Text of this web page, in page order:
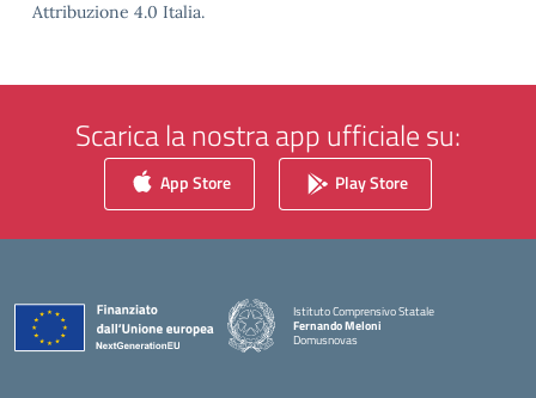
Attribuzione 4.0 Italia.
Scarica la nostra app ufficiale su:
App Store Play Store
Istituto Comprensivo Statale
Fernando Meloni
Domusnovas